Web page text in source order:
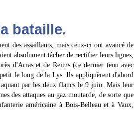
bataille.
des assaillants, mais ceux-ci ont avancé de
absolument tâcher de rectifier leurs lignes,
d'Arras et de Reims (ce dernier tenu avec
le long de la Lys. Ils appliquèrent d'abord
par les deux flancs le 9 juin. Mais leur
des attaques au gaz moutarde, de sorte que
américaine à Bois-Belleau et à Vaux,